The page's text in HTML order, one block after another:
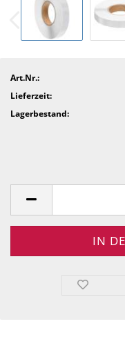
Art.Nr.:
Lieferzeit:
Lagerbestand: